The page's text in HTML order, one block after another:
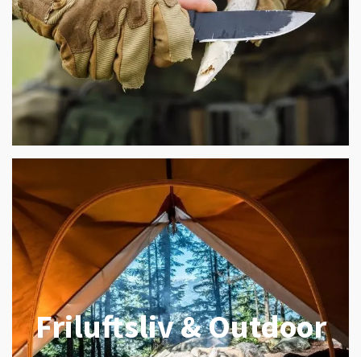
Friluftsliv & Outdoor